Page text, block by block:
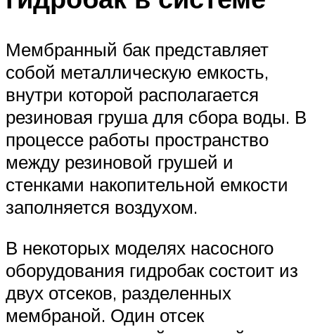
Мембранный бак представляет
собой металлическую емкость,
внутри которой располагается
резиновая груша для сбора воды. В
процессе работы пространство
между резиновой грушей и
стенками накопительной емкости
заполняется воздухом.
В некоторых моделях насосного
оборудования гидробак состоит из
двух отсеков, разделенных
мембраной. Один отсек